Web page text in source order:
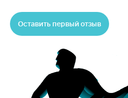
Оставить первый отзыв